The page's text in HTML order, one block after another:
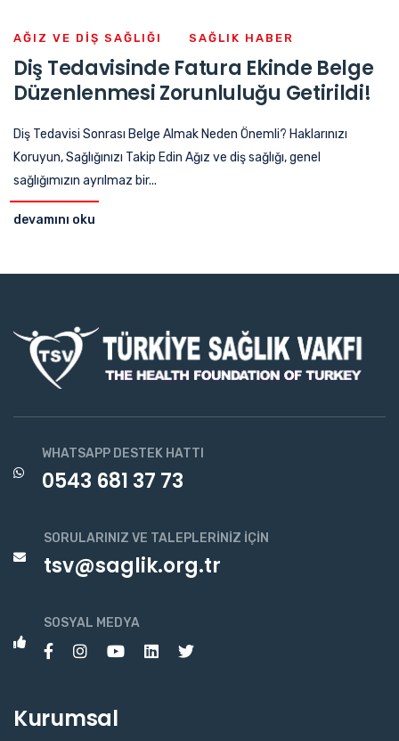
AĞIZ VE DIŞ SAĞLIĞI SAĞLIK HABER
Diş Tedavisinde Fatura Ekinde Belge
Düzenlenmesi Zorunluluğu Getirildi!
Diş Tedavisi Sonrası Belge Almak Neden Önemli? Haklarınızı
Koruyun, Sağlığınızı Takip Edin Ağız ve diş sağlığı, genel
sağlığımızın ayrılmaz bir...
devamını oku
WHATSAPP DESTEK HATTI
0543 681 37 73
SORULARINIZ VE TALEPLERINIZ İÇIN
tsv@saglik.org.tr
SOSYAL MEDYA
Kurumsal